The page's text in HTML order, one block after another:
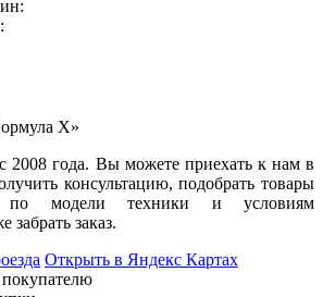
Х»
2008 года. Вы можете приехать к нам в
консультацию, подобрать товары
по модели техники и условиям
забрать заказ.
Открыть в Яндекс Картах